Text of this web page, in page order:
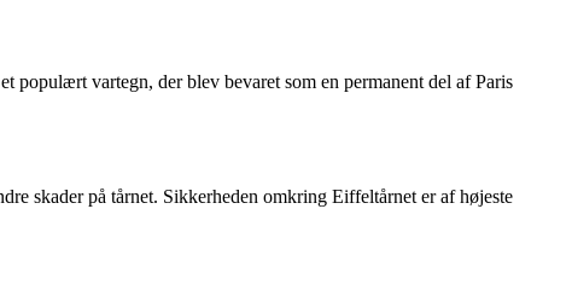
populært vartegn, der blev bevaret som en permanent del af Paris
skader på tårnet. Sikkerheden omkring Eiffeltårnet er af højeste